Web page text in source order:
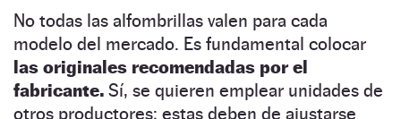
No todas las alfombrillas valen para cada
modelo del mercado. Es fundamental colocar
las originales recomendadas por el
fabricante. Sí, se quieren emplear unidades de
otros productores; estas deben de ajustarse